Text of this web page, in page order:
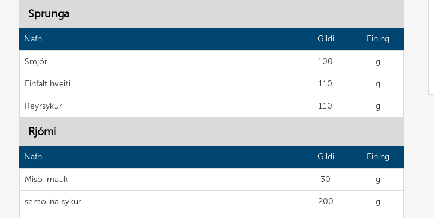
Sprunga
Nafn Gildi Eining
Smjör 100 g
Einfalt hveiti 110 g
Reyrsykur 110 g
Rjómi
Nafn Gildi Eining
Miso-mauk 30 g
semolina sykur 200 g